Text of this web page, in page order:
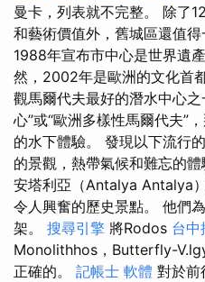
曼卡，列表就不完整。 除了
和藝術價值外，舊城區還值
1988年宣布市中心是世界遺
然，2002年是歐洲的文化首
觀馬爾代夫最好的潛水中心
心”或“歐洲多樣性馬爾代夫”
的水下體驗。 發現以下流行
的景觀，熱帶氣候和難忘的
安塔利亞（Antalya Antalya
令人興奮的歷史景點。 他們
架。 搜尋引擎 將Rodos 台中
Monolithhos，Butterfly-
正確的。 記帳士 軟體 對於前